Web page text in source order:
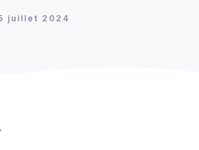
juillet 2024